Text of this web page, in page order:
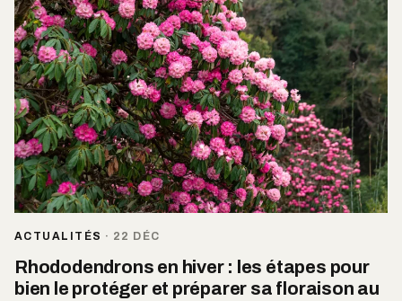
ACTUALITÉS · 22 DÉC
Rhododendrons en hiver : les étapes pour
bien le protéger et préparer sa floraison au